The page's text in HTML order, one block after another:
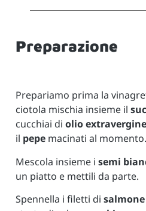
Preparazione
Prepariamo prima la
ciotola mischia insieme il
cucchiai di olio extravergine
il pepe macinati al momento.
Mescola insieme i semi
un piatto e mettili da parte.
Spennella i filetti di salmone